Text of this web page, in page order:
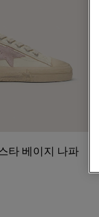
타 베이지 나파